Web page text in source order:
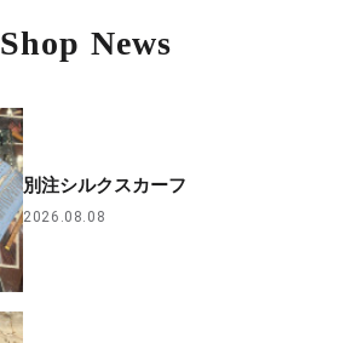
Shop News
別注シルクスカーフ
2026.08.08